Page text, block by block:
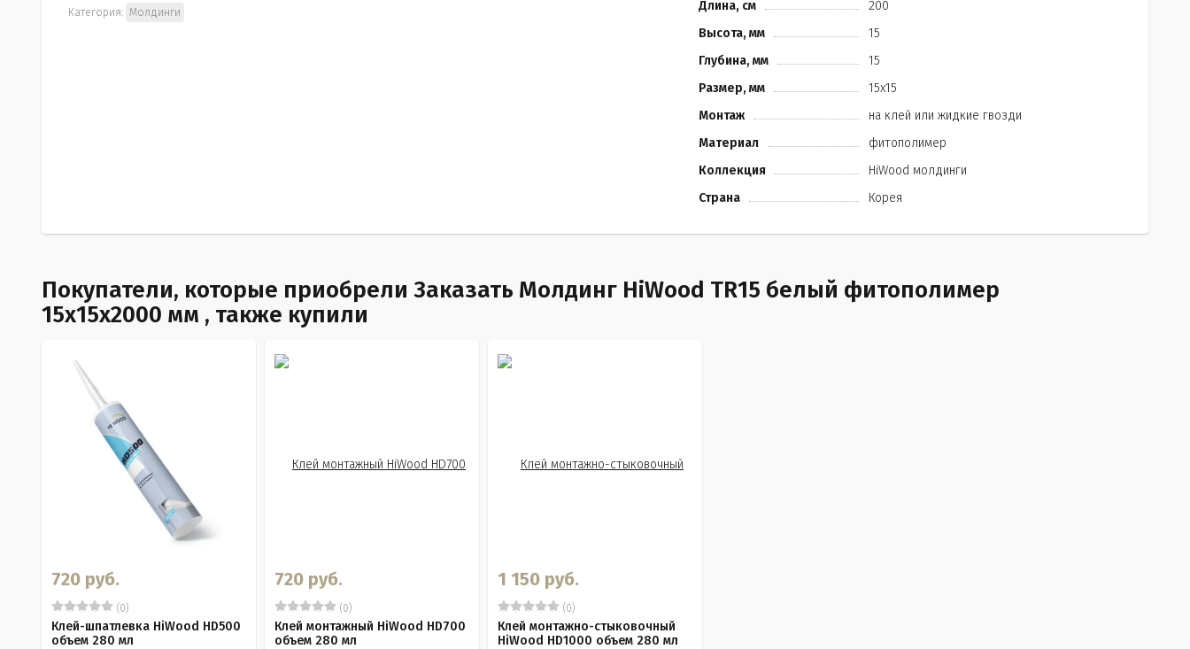
Категория: Молдинги
Длина, см
200
Высота, мм
15
Глубина, мм
15
Размер, мм
15х15
Монтаж
на клей или жидкие гвозди
Материал
фитополимер
Коллекция
HiWood молдинги
Страна
Корея
Покупатели, которые приобрели Заказать Молдинг HiWood TR15 белый фитополимер
15х15х2000 мм , также купили
720 руб.
(0)
Клей-шпатлевка HiWood HD500
объем 280 мл
720 руб.
(0)
Клей монтажный HiWood HD700
объем 280 мл
1 150 руб.
(0)
Клей монтажно-стыковочный
HiWood HD1000 объем 280 мл